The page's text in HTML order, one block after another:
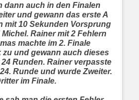
dann auch in den Finalen
und gewann das erste A
mit 10 Sekunden Vorsprung
Rainer mit 2 Fehlern
machte im 2. Finale
zu und gewann auch dieses
Runden. Rainer verpasste
Runde und wurde Zweiter.
im Finale.